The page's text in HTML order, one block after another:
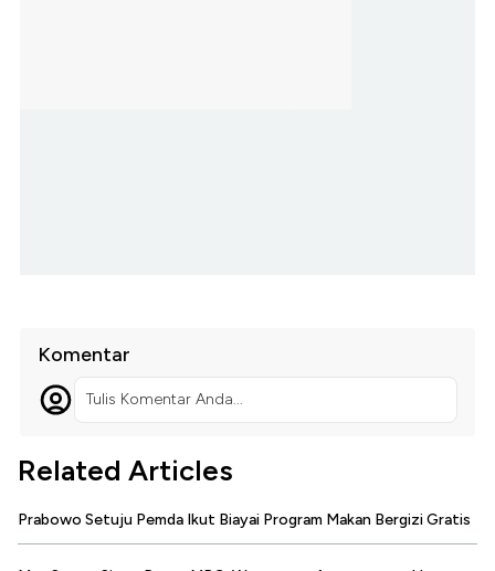
Komentar
Tulis Komentar Anda...
Related Articles
Prabowo Setuju Pemda Ikut Biayai Program Makan Bergizi Gratis